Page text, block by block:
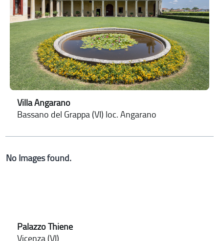
Villa Angarano
Bassano del Grappa (VI) loc. Angarano
No Images found.
Palazzo Thiene
Vicenza (VI)